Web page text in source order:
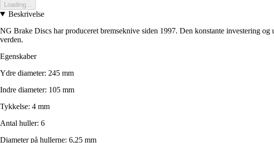
Loading...
Beskrivelse
NG Brake Discs har produceret bremseknive siden 1997. Den konstante investering
verden.
Egenskaber
Ydre diameter: 245 mm
Indre diameter: 105 mm
Tykkelse: 4 mm
Antal huller: 6
Diameter på hullerne: 6,25 mm